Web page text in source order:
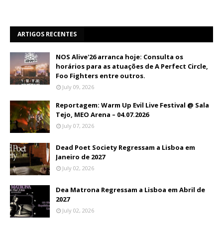
ARTIGOS RECENTES
NOS Alive'26 arranca hoje: Consulta os
horários para as atuações de A Perfect Circle,
Foo Fighters entre outros.
July 09, 2026
Reportagem: Warm Up Evil Live Festival @ Sala
Tejo, MEO Arena – 04.07.2026
July 07, 2026
Dead Poet Society Regressam a Lisboa em
Janeiro de 2027
July 02, 2026
Dea Matrona Regressam a Lisboa em Abril de
2027
July 02, 2026